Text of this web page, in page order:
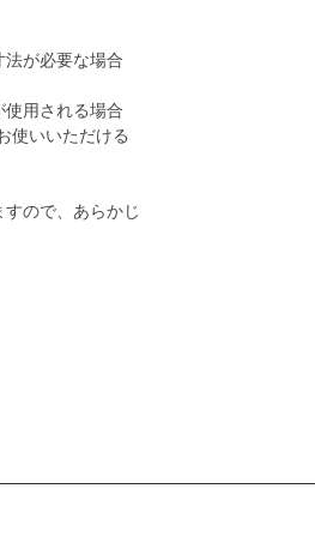
が必要な場合
用される場合
使いいただける
ので、あらかじ